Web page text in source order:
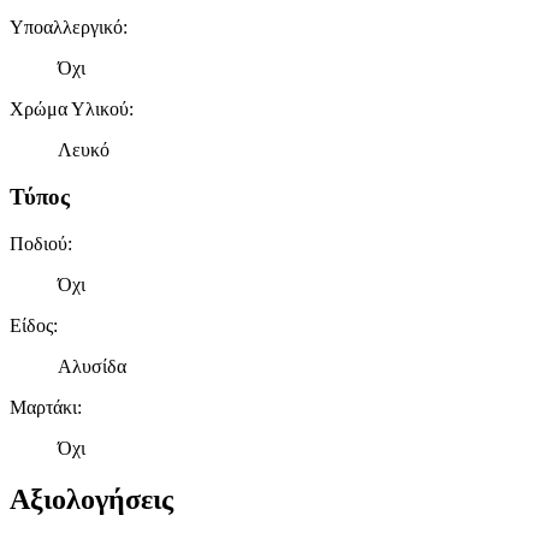
Υποαλλεργικό:
Όχι
Χρώμα Υλικού:
Λευκό
Τύπος
Ποδιού:
Όχι
Είδος:
Αλυσίδα
Μαρτάκι:
Όχι
Αξιολογήσεις